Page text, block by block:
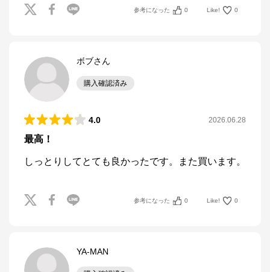
参考になった 0 Like! 0
ボブさん
購入確認済み
4.0 2026.06.28
最高！
しっとりしてとても良かったです。また買います。
参考になった 0 Like! 0
YA-MAN